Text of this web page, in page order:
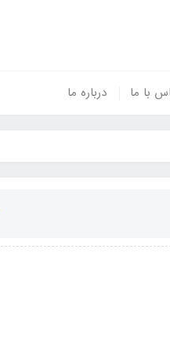
با ما درباره ما